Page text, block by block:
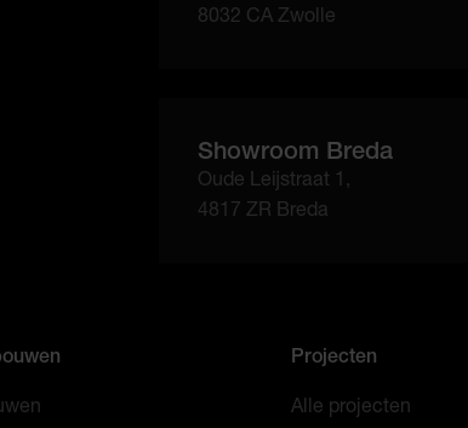
8032 CA Zwolle
Showroom Breda
Oude Leijstraat 1,
4817 ZR Breda
Projecten
Alle projecten